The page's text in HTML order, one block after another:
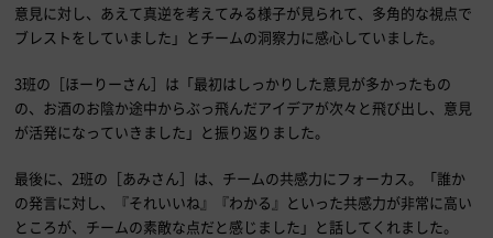
意見に対し、あえて真逆を考えてみる様子が見られて、多角的な視点で
ブレストをしていました」とチームの洞察力に感心していました。
3班の［ほーりーさん］は「最初はしっかりした意見が多かったもの
の、お酒のお陰か途中からぶっ飛んだアイデアが次々と飛び出し、意見
が活発になっていきました」と振り返りました。
最後に、2班の［あみさん］は、チームの共感力にフォーカス。「誰か
の発言に対し、『それいいね』『わかる』といった共感力が非常に高い
ところが、チームの素敵な点だと感じました」と話してくれました。